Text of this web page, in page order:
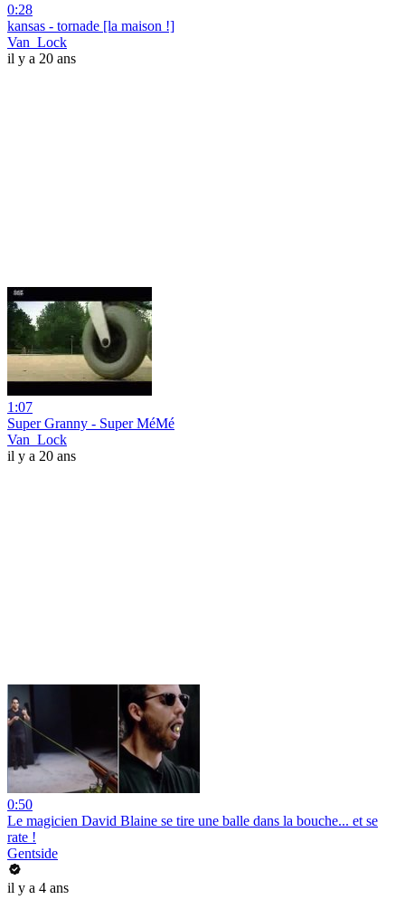
0:28
kansas - tornade [la maison !]
Van_Lock
il y a 20 ans
1:07
Super Granny - Super MéMé
Van_Lock
il y a 20 ans
0:50
Le magicien David Blaine se tire une balle dans la bouche... et se
rate !
Gentside
il y a 4 ans